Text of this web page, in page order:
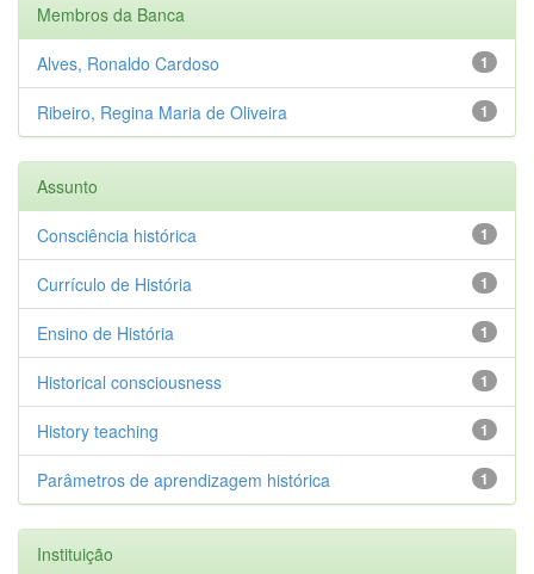
Membros da Banca
1
Alves, Ronaldo Cardoso
1
Ribeiro, Regina Maria de Oliveira
Assunto
1
Consciência histórica
1
Currículo de História
1
Ensino de História
1
Historical consciousness
1
History teaching
1
Parâmetros de aprendizagem histórica
Instituição